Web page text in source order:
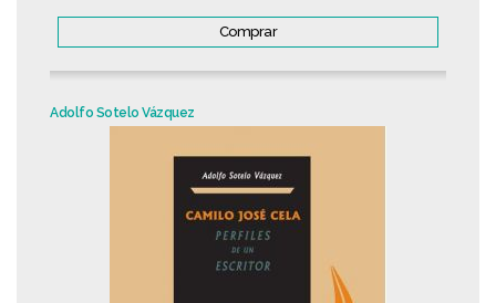
Comprar
Adolfo Sotelo Vázquez